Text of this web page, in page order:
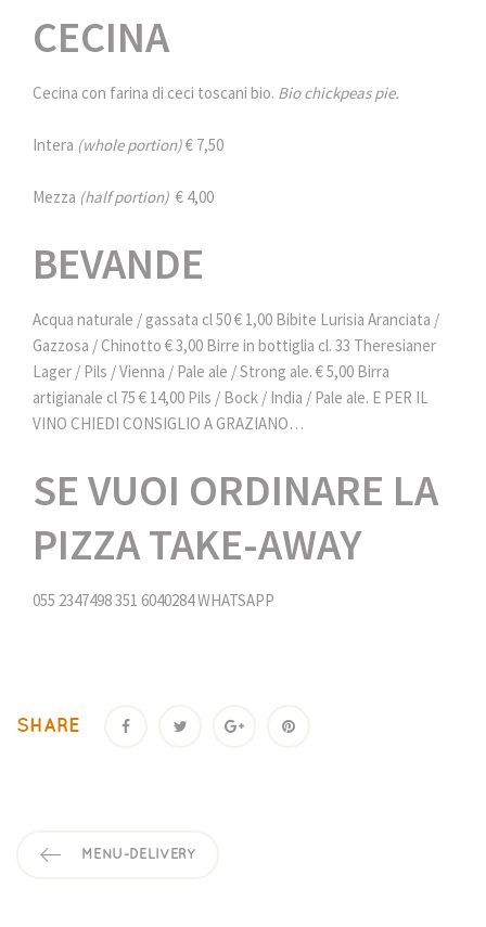
CECINA
Cecina con farina di ceci toscani bio. Bio chickpeas pie.
Intera (whole portion)€ 7,50
Mezza (half portion) € 4,00
BEVANDE
Acqua naturale / gassata cl 50 € 1,00 Bibite Lurisia Aranciata /
Gazzosa / Chinotto € 3,00 Birre in bottiglia cl. 33 Theresianer
Lager / Pils / Vienna / Pale ale / Strong ale. € 5,00 Birra
artigianale cl 75 € 14,00 Pils / Bock / India / Pale ale. E PER IL
VINO CHIEDI CONSIGLIO A GRAZIANO…
SE VUOI ORDINARE LA
PIZZA TAKE-AWAY
055 2347498351 6040284 WHATSAPP
SHARE
MENU-DELIVERY